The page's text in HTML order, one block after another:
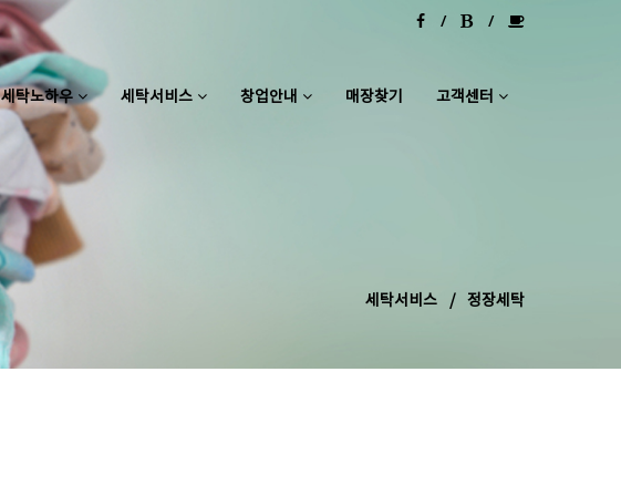
세탁노하우 세탁서비스 창업안내 매장찾기 고객센터
세탁서비스 정장세탁